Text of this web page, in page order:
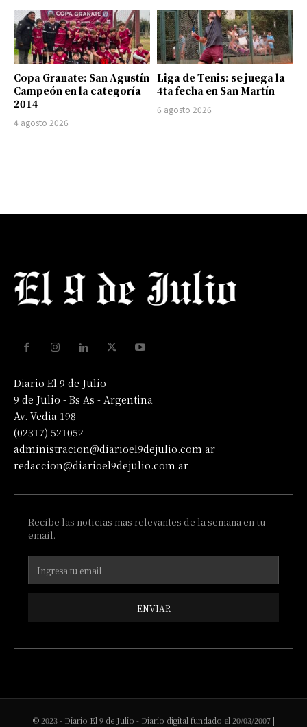
Copa Granate: San Agustín
Campeón en la categoría
2014
4 agosto 2026
Liga de Tenis: se juega la
4ta fecha en San Martín
6 agosto 2026
Diario El 9 de Julio
9 de Julio - Bs As - Argentina
Av. Vedia 198
(02317) 521052
administracion@diarioel9dejulio.com.ar
redaccion@diarioel9dejulio.com.ar
Recibe las noticias mas relevantes de la semana en tu
email.
ENVIAR
© 2023 - Diario El 9 de Julio - Diario digital fundado el 20/03/2007 |